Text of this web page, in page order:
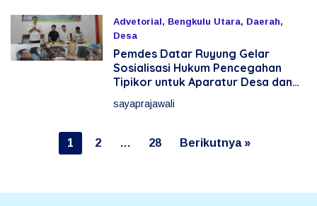
Advetorial, Bengkulu Utara, Daerah,
Desa
13 April 2026
Pemdes Datar Ruyung Gelar
Sosialisasi Hukum Pencegahan
Tipikor untuk Aparatur Desa dan
Masyarakat
sayaprajawali
1 2 … 28 Berikutnya »